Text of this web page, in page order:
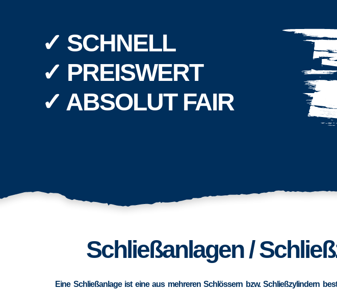
✓ SCHNELL
✓ PREISWERT
✓ ABSOLUT FAIR
Schließanlagen /
Eine Schließanlage ist eine aus mehreren Schlössern bzw. Schließzylindern